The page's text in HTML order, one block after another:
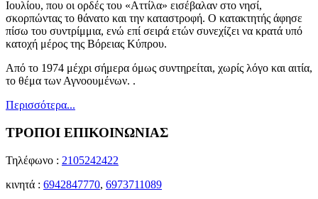
Ιουλίου, που οι ορδές του «Αττίλα» εισέβαλαν στο νησί,
σκορπώντας το θάνατο και την καταστροφή. Ο κατακτητής άφησε
πίσω του συντρίμμια, ενώ επί σειρά ετών συνεχίζει να κρατά υπό
κατοχή μέρος της Βόρειας Κύπρου.
Από το 1974 μέχρι σήμερα όμως συντηρείται, χωρίς λόγο και αιτία,
το θέμα των Αγνοουμένων. .
Περισσότερα...
ΤΡΟΠΟΙ ΕΠΙΚΟΙΝΩΝΙΑΣ
Τηλέφωνο : 2105242422
κινητά : 6942847770, 6973711089